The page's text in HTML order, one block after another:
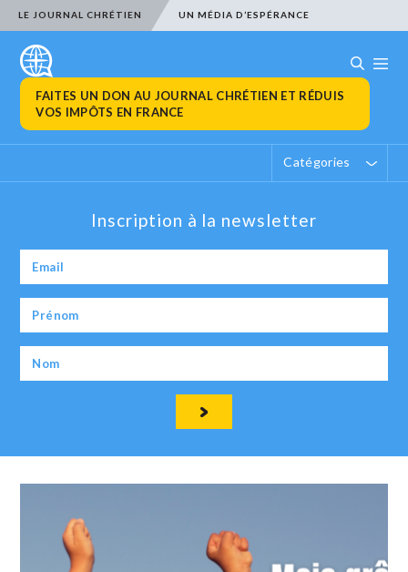
LE JOURNAL CHRÉTIEN UN MÉDIA D’ESPÉRANCE
FAITES UN DON AU JOURNAL CHRÉTIEN ET RÉDUIS
VOS IMPÔTS EN FRANCE
Catégories
Inscription à la newsletter